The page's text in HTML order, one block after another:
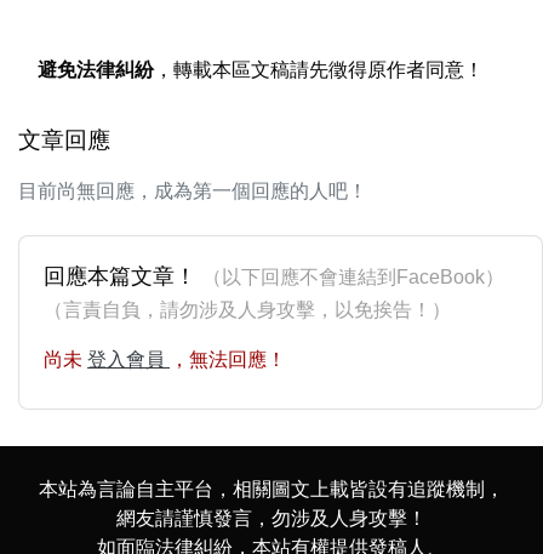
避免法律糾紛，轉載本區文稿請先徵得原作者同意！
文章回應
目前尚無回應，成為第一個回應的人吧！
回應本篇文章！
（以下回應不會連結到FaceBook）
（言責自負，請勿涉及人身攻擊，以免挨告！）
尚未 登入會員 ，無法回應！
本站為言論自主平台，相關圖文上載皆設有追蹤機制，
網友請謹慎發言，勿涉及人身攻擊！
如面臨法律糾紛，本站有權提供發稿人、